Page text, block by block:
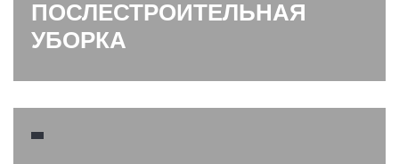
ПОСЛЕСТРОИТЕЛЬНАЯ
УБОРКА